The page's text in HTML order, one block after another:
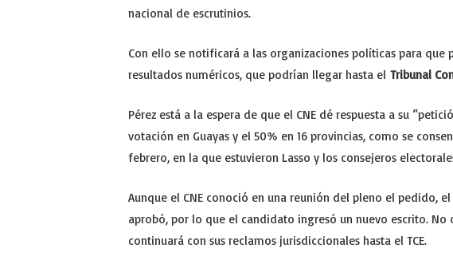
nacional de escrutinios.
Con ello se notificará a las organizaciones políticas para que
resultados numéricos, que podrían llegar hasta el Tribunal
Pérez está a la espera de que el CNE dé respuesta a su
votación en Guayas y el 50% en 16 provincias, como se
febrero, en la que estuvieron Lasso y los consejeros
Aunque el CNE conoció en una reunión del pleno el pedido,
aprobó, por lo que el candidato ingresó un nuevo escrito.
continuará con sus reclamos jurisdiccionales hasta el TCE.